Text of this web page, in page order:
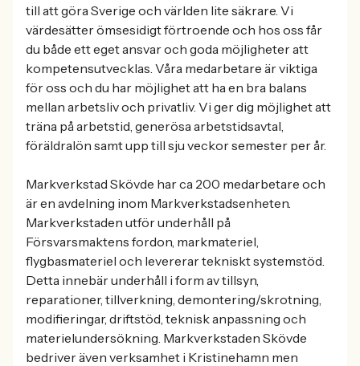
till att göra Sverige och världen lite säkrare. Vi
värdesätter ömsesidigt förtroende och hos oss får
du både ett eget ansvar och goda möjligheter att
kompetensutvecklas. Våra medarbetare är viktiga
för oss och du har möjlighet att ha en bra balans
mellan arbetsliv och privatliv. Vi ger dig möjlighet att
träna på arbetstid, generösa arbetstidsavtal,
föräldralön samt upp till sju veckor semester per år.
Markverkstad Skövde har ca 200 medarbetare och
är en avdelning inom Markverkstadsenheten.
Markverkstaden utför underhåll på
Försvarsmaktens fordon, markmateriel,
flygbasmateriel och levererar tekniskt systemstöd.
Detta innebär underhåll i form av tillsyn,
reparationer, tillverkning, demontering/skrotning,
modifieringar, driftstöd, teknisk anpassning och
materielundersökning. Markverkstaden Skövde
bedriver även verksamhet i Kristinehamn men